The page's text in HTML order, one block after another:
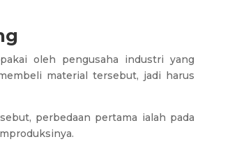
oleh pengusaha industri yang
material tersebut, jadi harus
perbedaan pertama ialah pada